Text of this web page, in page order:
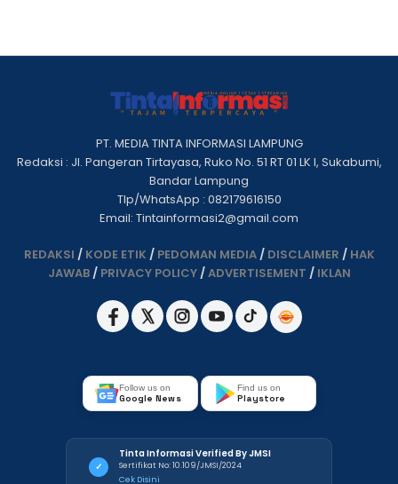
PT. MEDIA TINTA INFORMASI LAMPUNG
Redaksi : Jl. Pangeran Tirtayasa, Ruko No. 51 RT 01 LK I, Sukabumi,
Bandar Lampung
Tlp/WhatsApp : 082179616150
Email: Tintainformasi2@gmail.com
REDAKSI / KODE ETIK / PEDOMAN MEDIA/ DISCLAIMER / HAK
JAWAB/ PRIVACY POLICY/ADVERTISEMENT / IKLAN
Follow us on
Google News
Find us on
Playstore
✓
Tinta Informasi Verified By JMSI
Sertifikat No: 10.109/JMSI/2024
Cek Disini